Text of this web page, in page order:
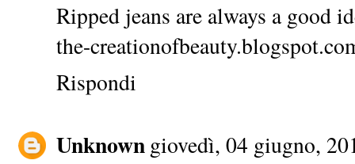
Ripped jeans are always a good
the-
Rispondi
Unknown giovedì, 04 giugno,